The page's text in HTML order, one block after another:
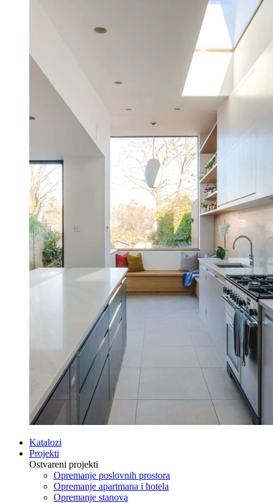
Katalozi
Projekti
Ostvareni projekti
Opremanje poslovnih prostora
Opremanje apartmana i hotela
Opremanje stanova